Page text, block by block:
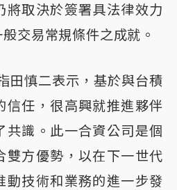
將取決於簽署具法律效力
交易常規條件之成就。
田慎二表示，基於與台積
信任，很高興就推進夥伴
共識。此一合資公司是個
雙方優勢，以在下一世代
動技術和業務的進一步發